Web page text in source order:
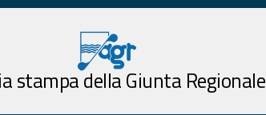
stampa della Giunta Regionale